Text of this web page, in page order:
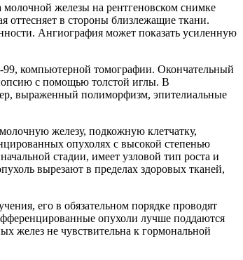
железы на рентгеновском снимке
оттесняет в стороны близлежащие ткани.
Ангиография может показать усиленную
компьютерной томографии. Окончательный
с помощью толстой иглы. В
выраженный полиморфизм, эпителиальные
железу, подкожную клетчатку,
опухолях с высокой степенью
стадии, имеет узловой тип роста и
вырезают в пределах здоровых тканей,
его в обязательном порядке проводят
опухоли лучше поддаются
желез не чувствительна к гормональной